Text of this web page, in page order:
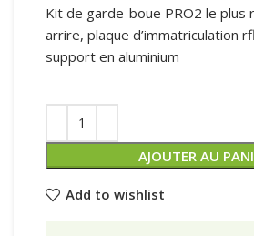
Kit de garde-boue PRO2 le plus
arrire, plaque d’immatriculation
support en aluminium
AJOUTER AU
Add to wishlist